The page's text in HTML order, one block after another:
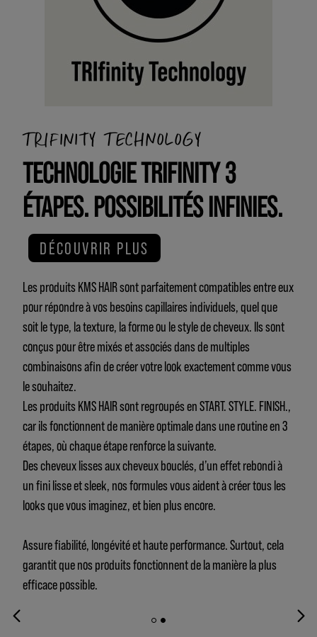
TRIFINITY TECHNOLOGY
TECHNOLOGIE TRIFINITY 3
ÉTAPES. POSSIBILITÉS INFINIES.
DÉCOUVRIR PLUS
Les produits KMS HAIR sont parfaitement compatibles entre eux
pour répondre à vos besoins capillaires individuels, quel que
soit le type, la texture, la forme ou le style de cheveux. Ils sont
conçus pour être mixés et associés dans de multiples
combinaisons afin de créer votre look exactement comme vous
le souhaitez.
Les produits KMS HAIR sont regroupés en START. STYLE. FINISH.,
car ils fonctionnent de manière optimale dans une routine en 3
étapes, où chaque étape renforce la suivante.
Des cheveux lisses aux cheveux bouclés, d’un effet rebondi à
un fini lisse et sleek, nos formules vous aident à créer tous les
looks que vous imaginez, et bien plus encore.
Assure fiabilité, longévité et haute performance. Surtout, cela
garantit que nos produits fonctionnent de la manière la plus
efficace possible.